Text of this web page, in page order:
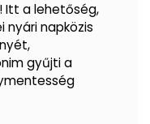
Itt a lehetőség,
nyári napközis
gyűjti a